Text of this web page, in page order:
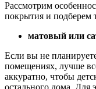
Рассмотрим
покрытия и подберем
матовый или
Если вы не
помещениях, лучше
аккуратно, чтобы